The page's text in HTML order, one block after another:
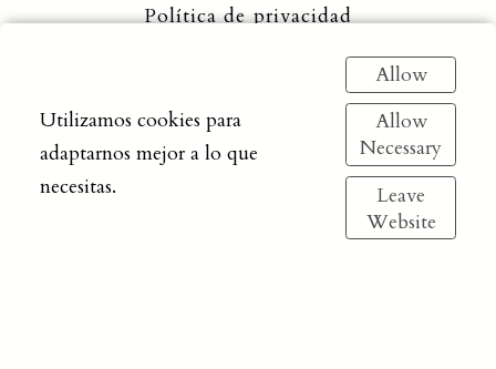
Política de privacidad
manuscritos@editorialesquificios.com
Utilizamos cookies para
adaptarnos mejor a lo que
necesitas.
Allow
Allow
Necessary
Leave
Website